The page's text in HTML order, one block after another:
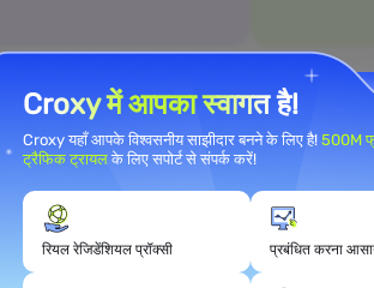
उपयोग मामले की
Croxy में आपका स्वागत है!
Croxy यहाँ आपके विश्वसनीय साझीदार बनने के लिए है! 500M
ट्रैफिक ट्रायलके लिए सपोर्ट से संपर्क करें!
रियल रेजिडेंशियल प्रॉक्सी प्रबंधित करना